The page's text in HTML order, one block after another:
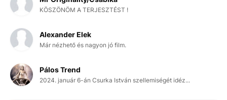
KÖSZÖNÖM A TERJESZTÉST !
Alexander Elek
Már nézhető és nagyon jó film.
Pálos Trend
2024. január 6-án Csurka István szellemiségét idéz...